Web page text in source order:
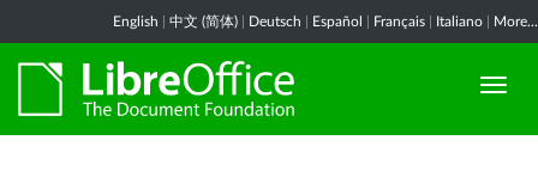
English 中文 (简体) Deutsch Español Français Italiano More...